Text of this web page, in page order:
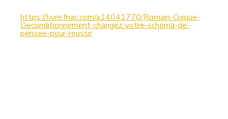
https://livre.fnac.com/a14041770/Romain-Coique-
Deconditionnement-changez-votre-schema-de-
pensee-pour-reussir